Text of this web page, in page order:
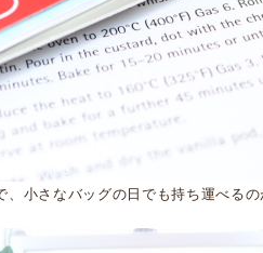
小さなバッグの日でも持ち運べるの